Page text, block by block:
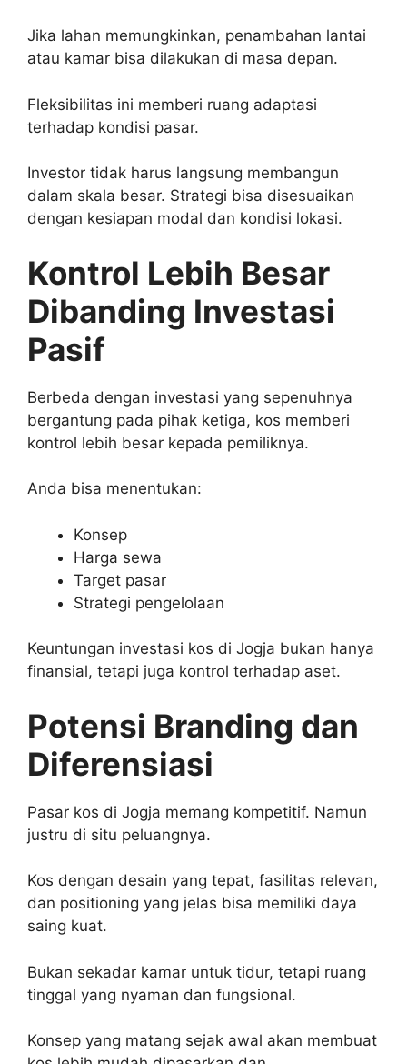
Jika lahan memungkinkan, penambahan lantai
atau kamar bisa dilakukan di masa depan.
Fleksibilitas ini memberi ruang adaptasi
terhadap kondisi pasar.
Investor tidak harus langsung membangun
dalam skala besar. Strategi bisa disesuaikan
dengan kesiapan modal dan kondisi lokasi.
Kontrol Lebih Besar
Dibanding Investasi
Pasif
Berbeda dengan investasi yang sepenuhnya
bergantung pada pihak ketiga, kos memberi
kontrol lebih besar kepada pemiliknya.
Anda bisa menentukan:
Konsep
Harga sewa
Target pasar
Strategi pengelolaan
Keuntungan investasi kos di Jogja bukan hanya
finansial, tetapi juga kontrol terhadap aset.
Potensi Branding dan
Diferensiasi
Pasar kos di Jogja memang kompetitif. Namun
justru di situ peluangnya.
Kos dengan desain yang tepat, fasilitas relevan,
dan positioning yang jelas bisa memiliki daya
saing kuat.
Bukan sekadar kamar untuk tidur, tetapi ruang
tinggal yang nyaman dan fungsional.
Konsep yang matang sejak awal akan membuat